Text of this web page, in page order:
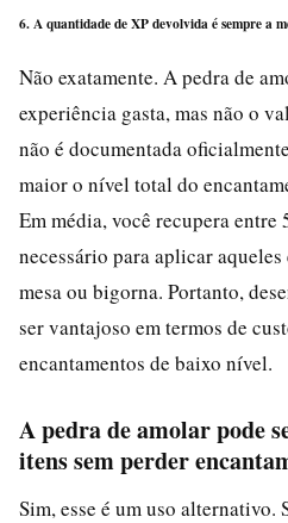
6. A quantidade de XP devolvida é sempre a
Não exatamente. A pedra de
experiência gasta, mas não o
não é documentada
maior o nível total do
Em média, você recupera entre
necessário para aplicar
mesa ou bigorna. Portanto,
ser vantajoso em termos de
encantamentos de baixo nível.
A pedra de amolar pode
itens sem perder
Sim, esse é um uso alternativo.